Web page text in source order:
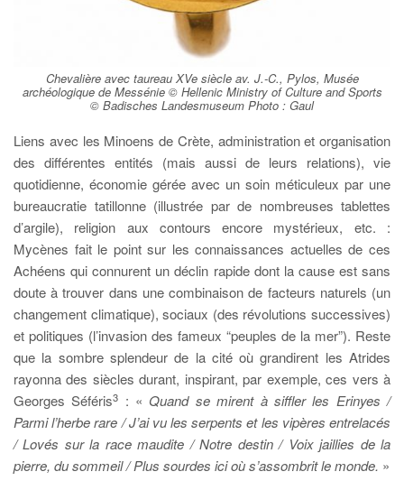
Chevalière avec taureau XVe siècle av. J.-C., Pylos, Musée
archéologique de Messénie © Hellenic Ministry of Culture and Sports
© Badisches Landesmuseum Photo : Gaul
Liens avec les Minoens de Crète, administration et organisation
des différentes entités (mais aussi de leurs relations), vie
quotidienne, économie gérée avec un soin méticuleux par une
bureaucratie tatillonne (illustrée par de nombreuses tablettes
d’argile), religion aux contours encore mystérieux, etc. :
Mycènes fait le point sur les connaissances actuelles de ces
Achéens qui connurent un déclin rapide dont la cause est sans
doute à trouver dans une combinaison de facteurs naturels (un
changement climatique), sociaux (des révolutions successives)
et politiques (l’invasion des fameux “peuples de la mer”). Reste
que la sombre splendeur de la cité où grandirent les Atrides
rayonna des siècles durant, inspirant, par exemple, ces vers à
Georges Séféris3 : « Quand se mirent à siffler les Erinyes /
Parmi l’herbe rare / J’ai vu les serpents et les vipères entrelacés
/ Lovés sur la race maudite / Notre destin / Voix jaillies de la
pierre, du sommeil / Plus sourdes ici où s’assombrit le monde. »